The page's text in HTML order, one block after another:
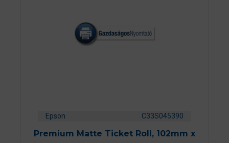
Epson C33S045390
Premium Matte Ticket Roll, 102mm x